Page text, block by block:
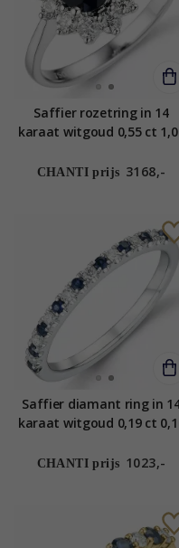
Saffier rozetring in 14
karaat witgoud 0,55 ct
CHANTI prijs 3168,-
Saffier diamant ring in
karaat witgoud 0,19 ct
CHANTI prijs 1023,-